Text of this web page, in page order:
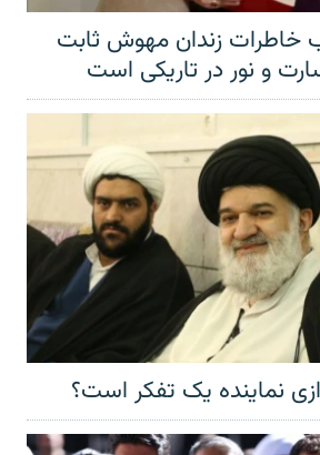
خاطرات زندان مهوش ثابت
و نور در تاریکی است
نماینده یک تفکر است؟